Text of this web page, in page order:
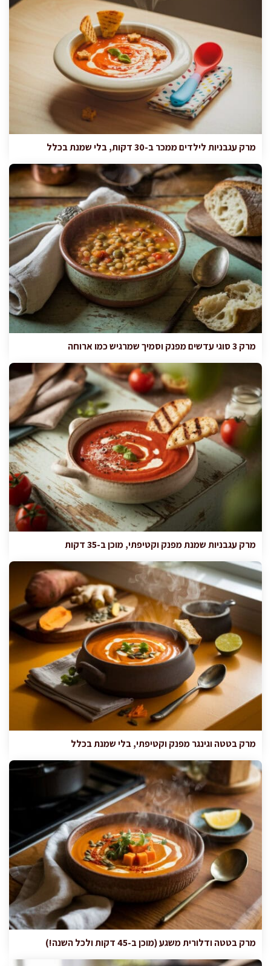
מרק עגבניות לילדים ממכר ב-30 דקות, בלי שמנת בכלל
מרק 3 סוגי עדשים מפנק וסמיך שמרגיש כמו ארוחה
מרק עגבניות שמנת מפנק וקטיפתי, מוכן ב-35 דקות
מרק בטטה וגינגר מפנק וקטיפתי, בלי שמנת בכלל
מרק בטטה ודלורית משגע (מוכן ב-45 דקות ולכל השנה!)